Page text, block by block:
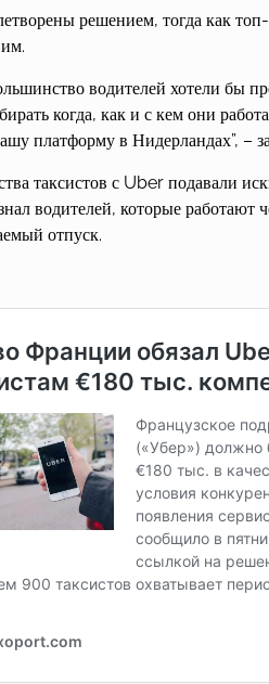
решением, тогда как топ-
водителей хотели бы
когда, как и с кем они
платформу в Нидерландах”, –
таксистов с Uber подавали
водителей, которые
отпуск.